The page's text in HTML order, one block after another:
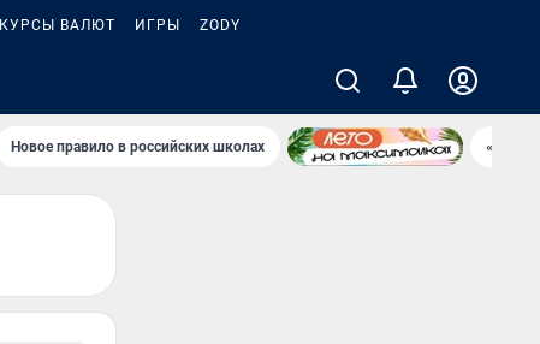
КУРСЫ ВАЛЮТ ИГРЫ ZODY
Новое правило в российских школах